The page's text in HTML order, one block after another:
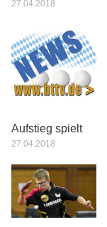
27.04.2018
Aufstieg spielt
27.04.2018